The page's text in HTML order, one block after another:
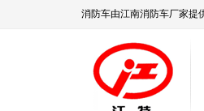
消防车由江南消防车厂家提